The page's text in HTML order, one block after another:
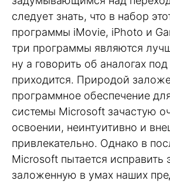
следует знать, что в набор
программы iMovie, iPhoto и
три программы являются
ну а говорить об аналогах
приходится. Природой
программное обеспечение
системы Microsoft зачастую
освоении, неинтуитивно и
привлекательно. Однако в
Microsoft пытается исправить
заложенную в умах наших